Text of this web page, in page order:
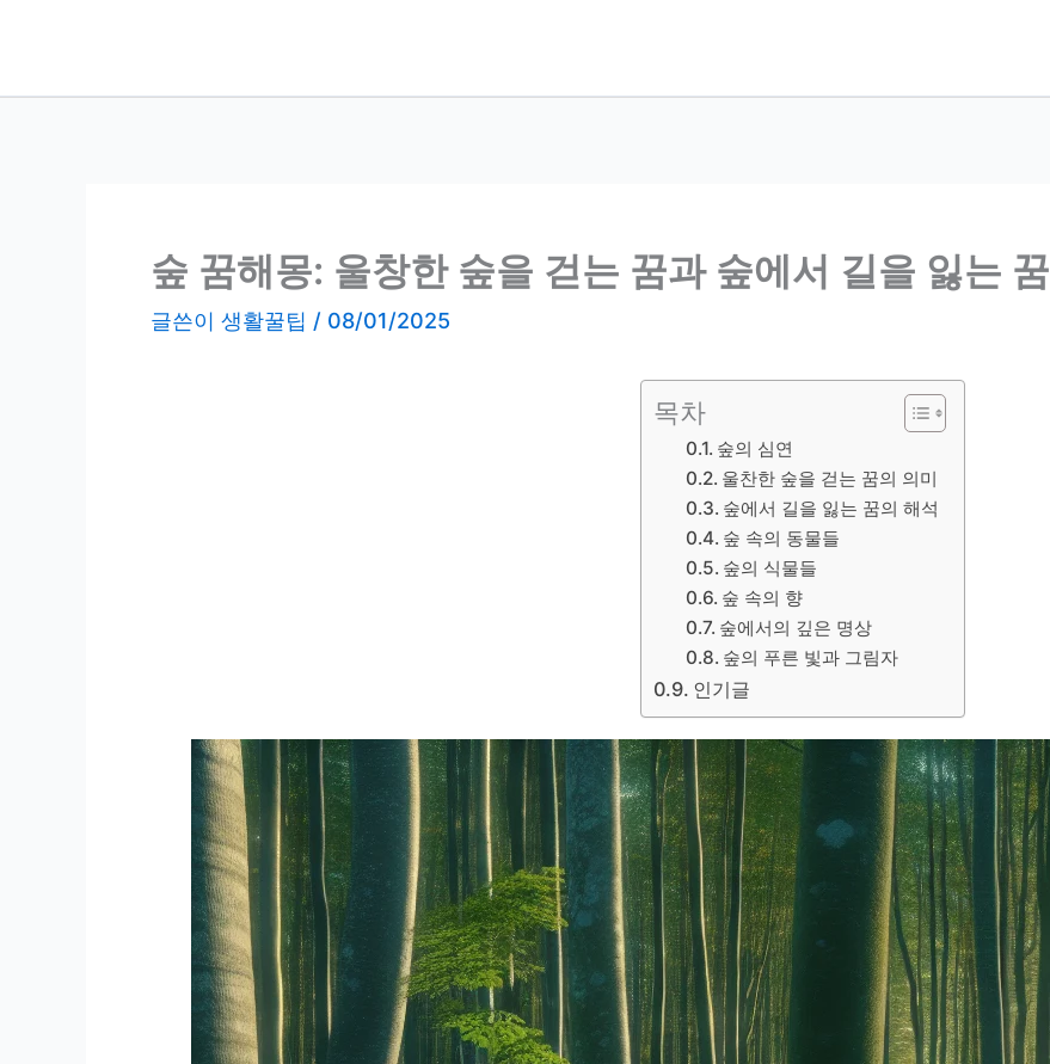
숲 꿈해몽: 울창한 숲을 걷는 꿈과 숲에서 길을 잃는 꿈
글쓴이 생활꿀팁 / 08/01/2025
목차
숲의 심연
울찬한 숲을 걷는 꿈의 의미
숲에서 길을 잃는 꿈의 해석
숲 속의 동물들
숲의 식물들
숲 속의 향
숲에서의 깊은 명상
숲의 푸른 빛과 그림자
인기글